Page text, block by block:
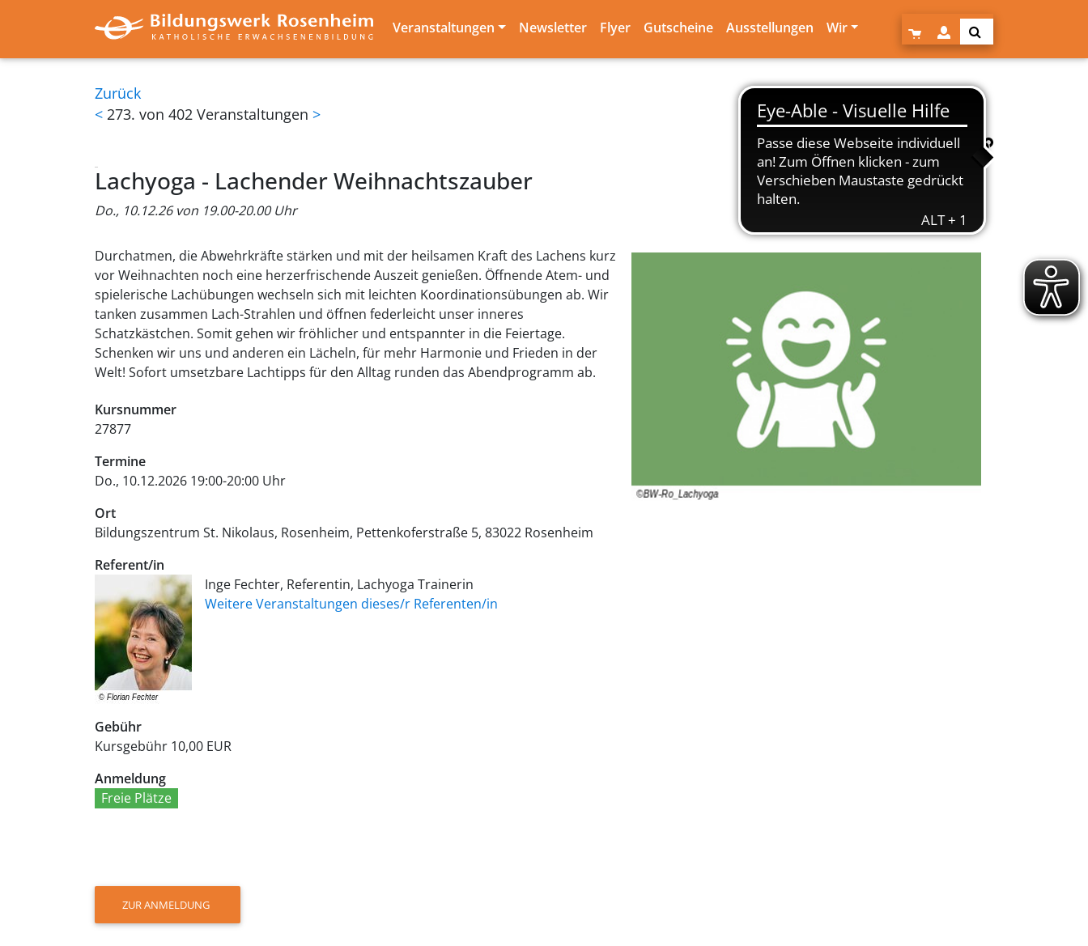
Veranstaltungen Newsletter Flyer Gutscheine Ausstellungen Wir
Zurück
< 273. von 402 Veranstaltungen >
Lachyoga - Lachender Weihnachtszauber
Do., 10.12.26 von 19.00-20.00 Uhr
Durchatmen, die Abwehrkräfte stärken und mit der heilsamen Kraft des Lachens kurz
vor Weihnachten noch eine herzerfrischende Auszeit genießen. Öffnende Atem- und
spielerische Lachübungen wechseln sich mit leichten Koordinationsübungen ab. Wir
tanken zusammen Lach-Strahlen und öffnen federleicht unser inneres
Schatzkästchen. Somit gehen wir fröhlicher und entspannter in die Feiertage.
Schenken wir uns und anderen ein Lächeln, für mehr Harmonie und Frieden in der
Welt! Sofort umsetzbare Lachtipps für den Alltag runden das Abendprogramm ab.
Kursnummer
27877
Termine
Do., 10.12.2026 19:00-20:00 Uhr
Ort
Bildungszentrum St. Nikolaus, Rosenheim Pettenkoferstraße 5 83022 Rosenheim
Referent/in
Inge Fechter, Referentin, Lachyoga Trainerin
Weitere Veranstaltungen dieses/r Referenten/in
Gebühr
Kursgebühr 10,00 EUR
Anmeldung
Freie Plätze
ZUR ANMELDUNG